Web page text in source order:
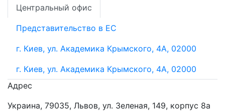
Центральный офис
Представительство в ЕС
г. Киев, ул. Академика Крымского, 4А, 02000
г. Киев, ул. Академика Крымского, 4А, 02000
Адрес
Украина, 79035, Львов, ул. Зеленая, 149, корпус 8а